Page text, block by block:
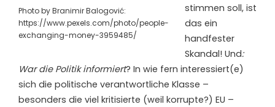
Photo by Branimir Balogović:
https://www.pexels.com/photo/people-
exchanging-money-3959485/
stimmen soll, ist
das ein
handfester
Skandal! Und:
War die Politik informiert? In wie fern interessiert(e)
sich die politische verantwortliche Klasse –
besonders die viel kritisierte (weil korrupte?) EU –